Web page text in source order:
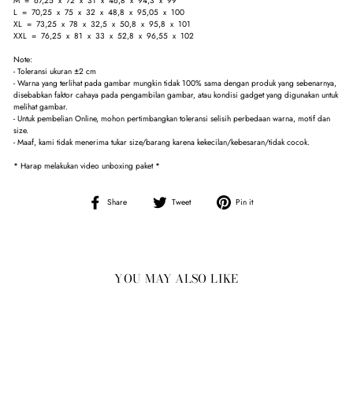
L = 70,25 x 75 x 32 x 48,8 x 95,05 x 100
XL = 73,25 x 78 x 32,5 x 50,8 x 95,8 x 101
XXL = 76,25 x 81 x 33 x 52,8 x 96,55 x 102
Note:
- Toleransi ukuran ±2 cm
- Warna yang terlihat pada gambar mungkin tidak 100% sama dengan produk yang sebenarnya,
disebabkan faktor cahaya pada pengambilan gambar, atau kondisi gadget yang digunakan untuk
melihat gambar.
- Untuk pembelian Online, mohon pertimbangkan toleransi selisih perbedaan warna, motif dan
size.
- Maaf, kami tidak menerima tukar size/barang karena kekecilan/kebesaran/tidak cocok.
* Harap melakukan video unboxing paket *
Share
Share
Tweet
Tweet
Pin it
YOU MAY ALSO LIKE